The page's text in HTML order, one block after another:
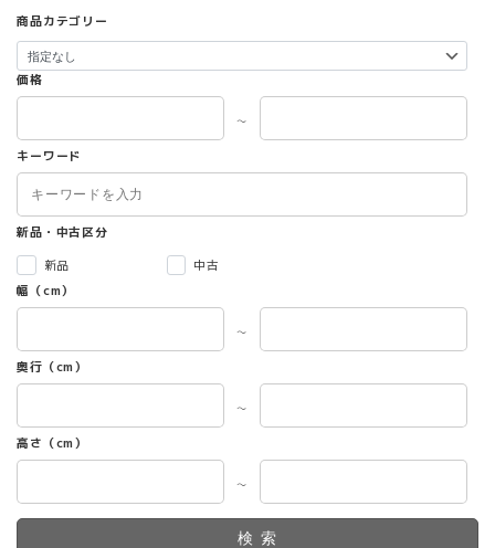
商品カテゴリー
価格
～
キーワード
新品・中古区分
新品
中古
幅（cm）
～
奥行（cm）
～
高さ（cm）
～
検索